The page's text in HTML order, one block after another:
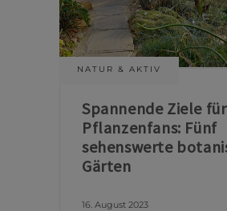
NATUR & AKTIV
Spannende Ziele für
Pflanzenfans: Fünf
sehenswerte
Gärten
16. August 2023